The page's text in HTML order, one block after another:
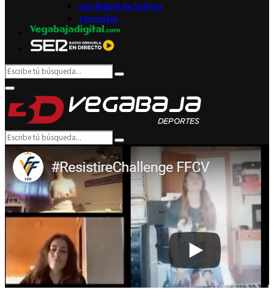
San Miguel de Salinas
Torrevieja
Search
for:
Search
Primary
Menu
Search
for:
Search